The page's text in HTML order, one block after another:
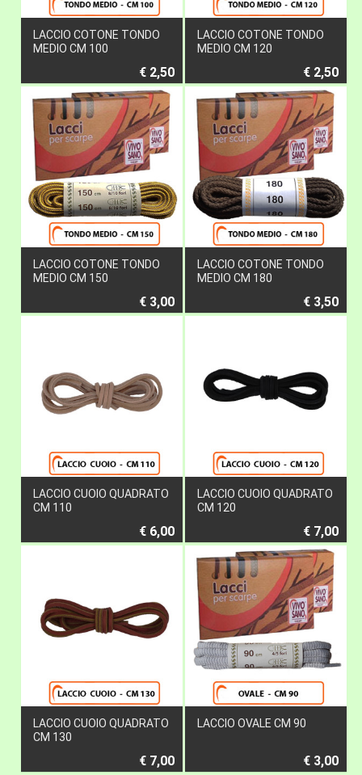
LACCIO COTONE TONDO
MEDIO CM 100
€ 2,50
LACCIO COTONE TONDO
MEDIO CM 120
€ 2,50
LACCIO COTONE TONDO
MEDIO CM 150
€ 3,00
LACCIO COTONE TONDO
MEDIO CM 180
€ 3,50
LACCIO CUOIO QUADRATO
CM 110
€ 6,00
LACCIO CUOIO QUADRATO
CM 120
€ 7,00
LACCIO CUOIO QUADRATO
CM 130
€ 7,00
LACCIO OVALE CM 90
€ 3,00